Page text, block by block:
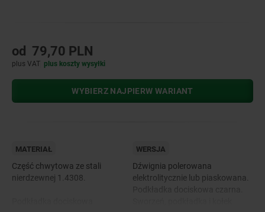
od 79,70 PLN
plus VAT plus koszty wysyłki
WYBIERZ NAJPIERW WARIANT
MATERIAŁ
Część chwytowa ze stali
nierdzewnej 1.4308.
WERSJA
Dźwignia polerowana
elektrolitycznie lub piaskowana.